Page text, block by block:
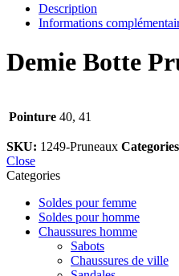
Description
Informations
Demie Botte
Pointure 40, 41
SKU: 1249-Pruneaux
Close
Categories
Soldes pour femme
Soldes pour homme
Chaussures homme
Sabots
Chaussures de ville